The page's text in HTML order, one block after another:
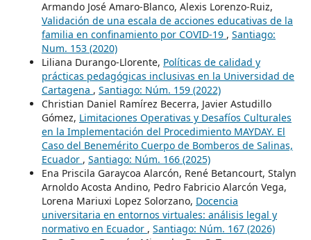
Armando José Amaro-Blanco, Alexis Lorenzo-Ruiz,
Validación de una escala de acciones educativas de la
familia en confinamiento por COVID-19 , Santiago:
Num. 153 (2020)
Liliana Durango-Llorente, Políticas de calidad y
prácticas pedagógicas inclusivas en la Universidad de
Cartagena , Santiago: Núm. 159 (2022)
Christian Daniel Ramírez Becerra, Javier Astudillo
Gómez, Limitaciones Operativas y Desafíos Culturales
en la Implementación del Procedimiento MAYDAY. El
Caso del Benemérito Cuerpo de Bomberos de Salinas,
Ecuador , Santiago: Núm. 166 (2025)
Ena Priscila Garaycoa Alarcón, René Betancourt, Stalyn
Arnoldo Acosta Andino, Pedro Fabricio Alarcón Vega,
Lorena Mariuxi Lopez Solorzano, Docencia
universitaria en entornos virtuales: análisis legal y
normativo en Ecuador , Santiago: Núm. 167 (2026)